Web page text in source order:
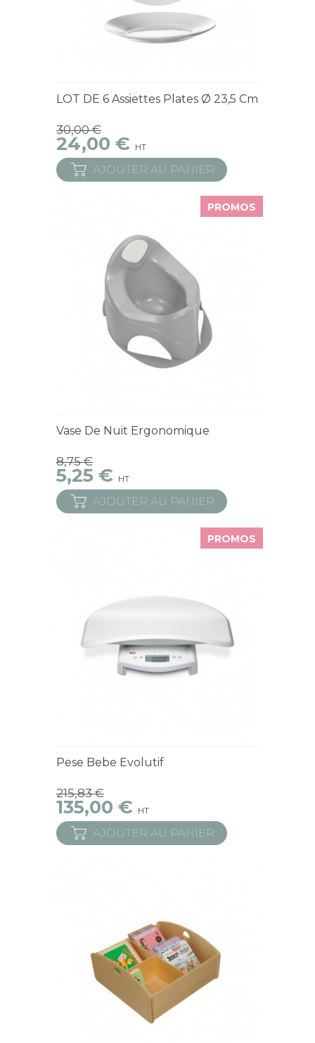
LOT DE 6 Assiettes Plates Ø 23,5 Cm
30,00 €
24,00 € HT
AJOUTER AU PANIER
PROMOS
Vase De Nuit Ergonomique
8,75 €
5,25 € HT
AJOUTER AU PANIER
PROMOS
Pese Bebe Evolutif
215,83 €
135,00 € HT
AJOUTER AU PANIER